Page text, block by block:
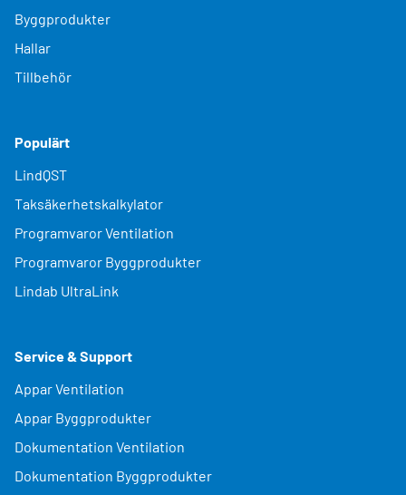
Byggprodukter
Hallar
Tillbehör
Populärt
LindQST
Taksäkerhetskalkylator
Programvaror Ventilation
Programvaror Byggprodukter
Lindab UltraLink
Service & Support
Appar Ventilation
Appar Byggprodukter
Dokumentation Ventilation
Dokumentation Byggprodukter